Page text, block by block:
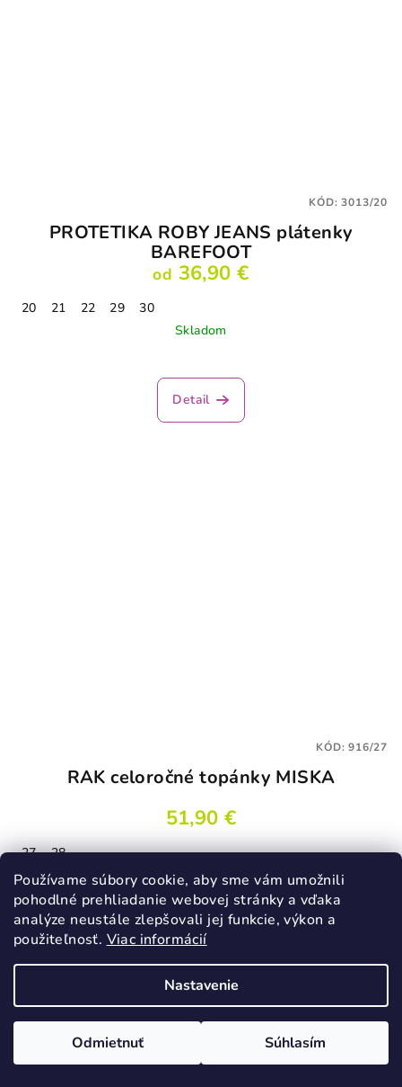
Používame súbory cookie, aby sme vám umožnili
pohodlné prehliadanie webovej stránky a vďaka
analýze neustále zlepšovali jej funkcie, výkon a
použiteľnosť. Viac informácií
Nastavenie
Odmietnuť Súhlasím
PROTETIKA ROBY JEANS plátenky
BAREFOOT
od 36,90 €
20 21 22 29
30
Skladom
Detail
KÓD:3013/20
RAK celoročné topánky MISKA
51,90 €
27
28
Skladom
Detail
KÓD:916/27